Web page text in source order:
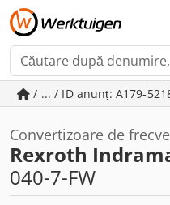
/ ... / ID anunț: A179-
Convertizoare de
Rexroth
040-7-FW